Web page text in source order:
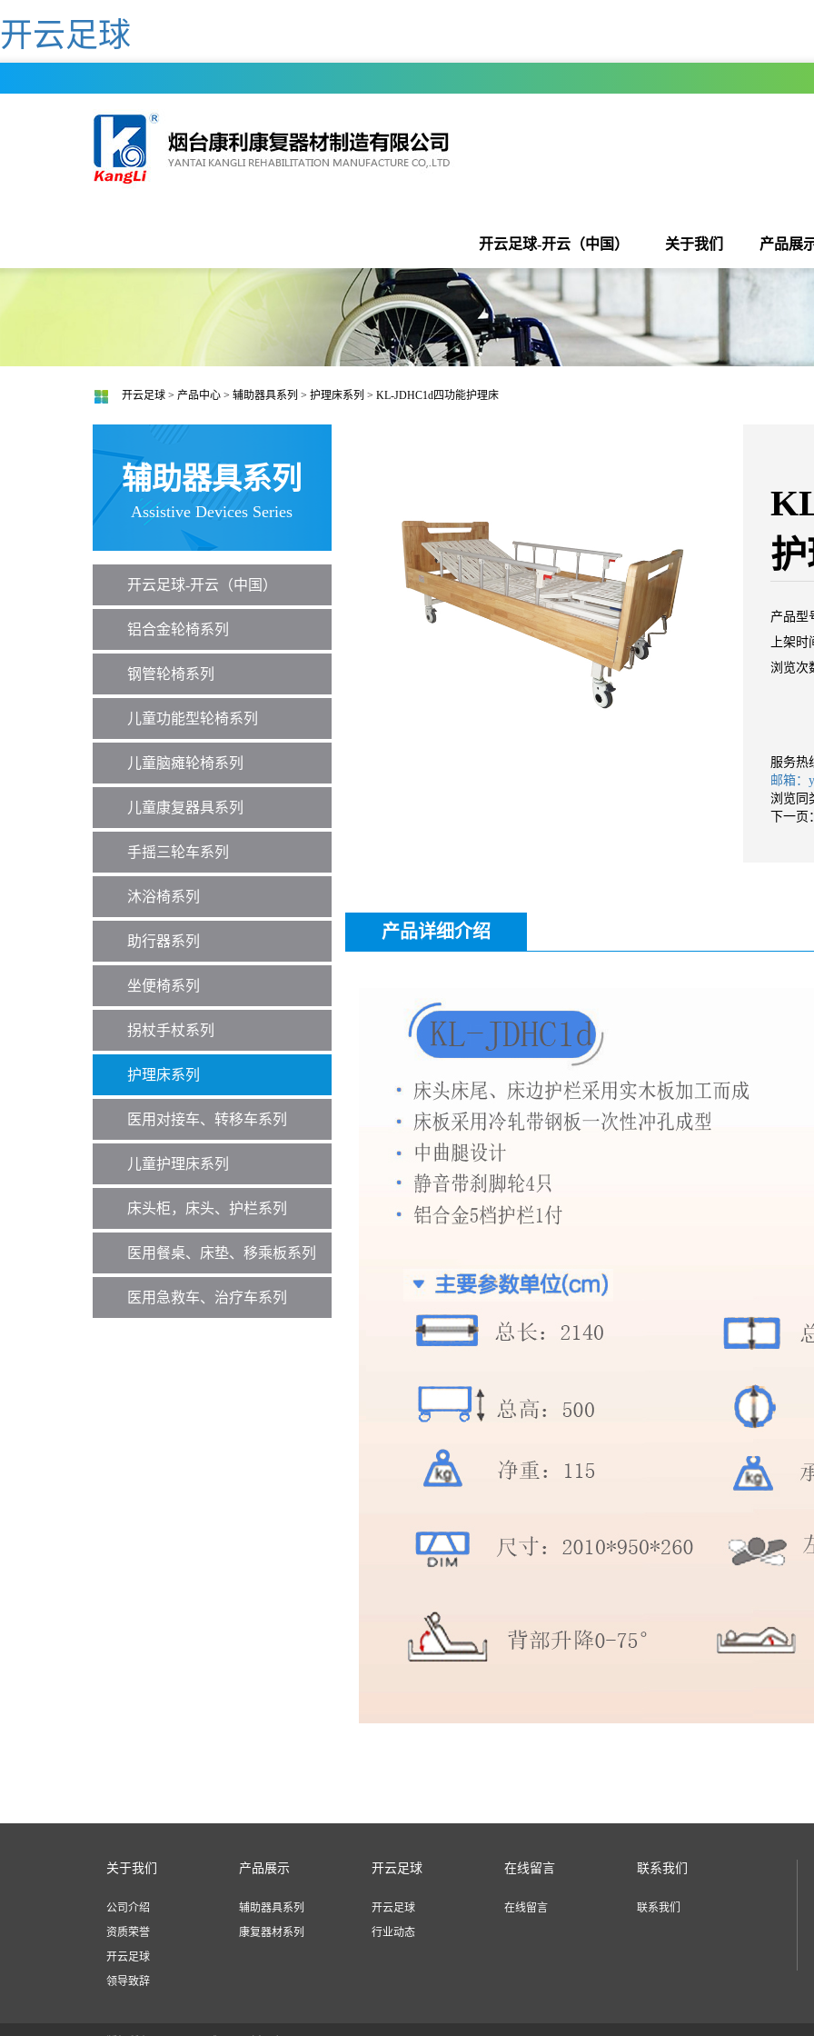
开云足球
开云足球-开云（中国） 关于我们 产品展
开云足球 > 产品中心 > 辅助器具系列 > 护理床系列 > KL-JDHC1d四功能护理床
辅助器具系列
Assistive Devices Series
开云足球-开云（中国）
铝合金轮椅系列
钢管轮椅系列
儿童功能型轮椅系列
儿童脑瘫轮椅系列
儿童康复器具系列
手摇三轮车系列
沐浴椅系列
助行器系列
坐便椅系列
拐杖手杖系列
护理床系列
医用对接车、转移车系列
儿童护理床系列
床头柜，床头、护栏系列
医用餐桌、床垫、移乘板系列
医用急救车、治疗车系列
产品型
上架
浏览次
服务热
邮箱：
浏览同
下一页
产品详细介绍
关于我们
公司介绍
资质荣誉
开云足球
领导致辞
产品展示
辅助器具系列
康复器材系列
开云足球
开云足球
行业动态
在线留言
在线留言
联系我们
联系我们